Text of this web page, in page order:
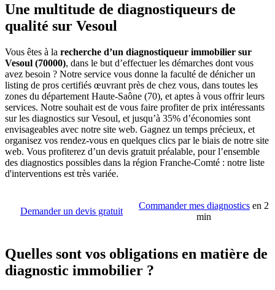
Une multitude de diagnostiqueurs de
qualité sur Vesoul
Vous êtes à la recherche d’un diagnostiqueur immobilier sur
Vesoul (70000), dans le but d’effectuer les démarches dont vous
avez besoin ? Notre service vous donne la faculté de dénicher un
listing de pros certifiés œuvrant près de chez vous, dans toutes les
zones du département Haute-Saône (70), et aptes à vous offrir leurs
services. Notre souhait est de vous faire profiter de prix intéressants
sur les diagnostics sur Vesoul, et jusqu’à 35% d’économies sont
envisageables avec notre site web. Gagnez un temps précieux, et
organisez vos rendez-vous en quelques clics par le biais de notre site
web. Vous profiterez d’un devis gratuit préalable, pour l’ensemble
des diagnostics possibles dans la région Franche-Comté : notre liste
d'interventions est très variée.
Demander un devis gratuit
Commander mes diagnostics en 2
min
Quelles sont vos obligations en matière de
diagnostic immobilier ?